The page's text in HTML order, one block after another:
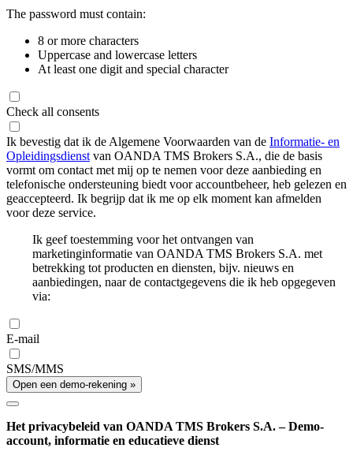
The password must contain:
8 or more characters
Uppercase and lowercase letters
At least one digit and special character
Check all consents
Ik bevestig dat ik de Algemene Voorwaarden van de Informatie- en
Opleidingsdienst van OANDA TMS Brokers S.A., die de basis
vormt om contact met mij op te nemen voor deze aanbieding en
telefonische ondersteuning biedt voor accountbeheer, heb gelezen en
geaccepteerd. Ik begrijp dat ik me op elk moment kan afmelden
voor deze service.
Ik geef toestemming voor het ontvangen van
marketinginformatie van OANDA TMS Brokers S.A. met
betrekking tot producten en diensten, bijv. nieuws en
aanbiedingen, naar de contactgegevens die ik heb opgegeven
via:
E-mail
SMS/MMS
Open een demo-rekening »
Het privacybeleid van OANDA TMS Brokers S.A. – Demo-
account, informatie en educatieve dienst